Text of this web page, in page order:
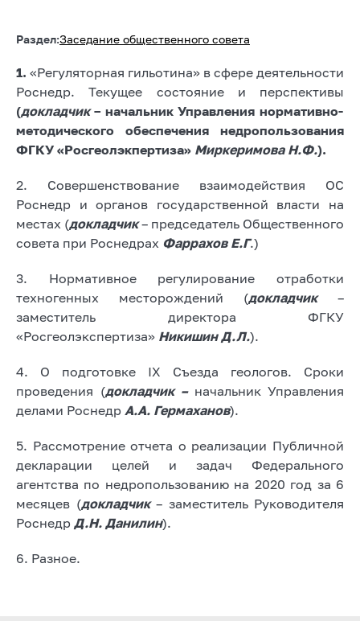
Раздел:Заседание общественного совета
1. «Регуляторная гильотина» в сфере деятельности
Роснедр. Текущее состояние и перспективы
(докладчик– начальник Управления нормативно-
методического обеспечения недропользования
ФГКУ «Росгеолэкпертиза» Миркеримова Н.Ф.).
2. Совершенствование взаимодействия ОС
Роснедр и органов государственной власти на
местах (докладчик– председатель Общественного
совета при Роснедрах Фаррахов Е.Г.)
3. Нормативное регулирование отработки
техногенных месторождений (докладчик–
заместитель директора ФГКУ
«Росгеолэкспертиза» Никишин Д.Л.).
4. О подготовке IX Съезда геологов. Сроки
проведения (докладчик – начальник Управления
делами Роснедр А.А. Гермаханов).
5. Рассмотрение отчета о реализации Публичной
декларации целей и задач Федерального
агентства по недропользованию на 2020 год за 6
месяцев (докладчик– заместитель Руководителя
Роснедр Д.Н. Данилин).
6. Разное.